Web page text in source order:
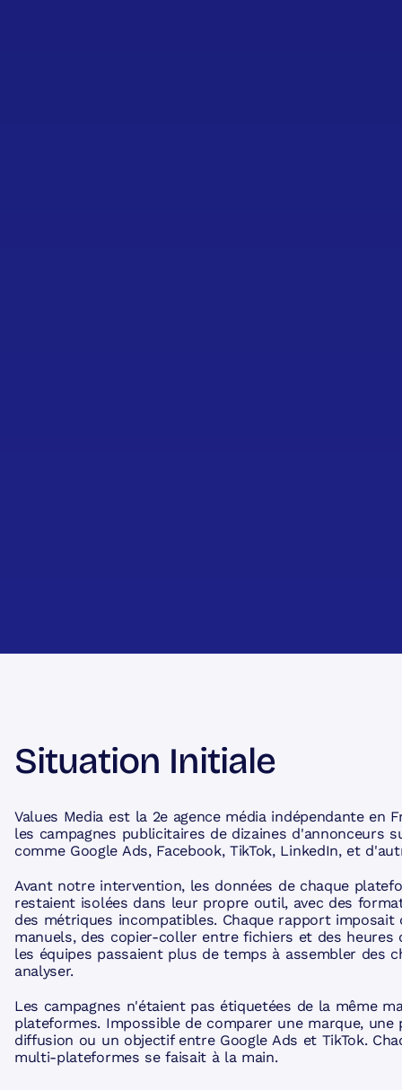
Situation Initiale
Values Media est la 2e agence média indépendante en
les campagnes publicitaires de dizaines d'annonceurs
comme Google Ads, Facebook, TikTok, LinkedIn, et
Avant notre intervention, les données de chaque
restaient isolées dans leur propre outil, avec des
des métriques incompatibles. Chaque rapport imposait
manuels, des copier-coller entre fichiers et des heures
les équipes passaient plus de temps à assembler des
analyser.
Les campagnes n'étaient pas étiquetées de la même
plateformes. Impossible de comparer une marque, une
diffusion ou un objectif entre Google Ads et TikTok.
multi-plateformes se faisait à la main.